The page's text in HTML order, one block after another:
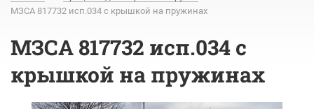
МЗСА 817732 исп.034 с крышкой на пружинах
МЗСА 817732 исп.034 с
крышкой на пружинах